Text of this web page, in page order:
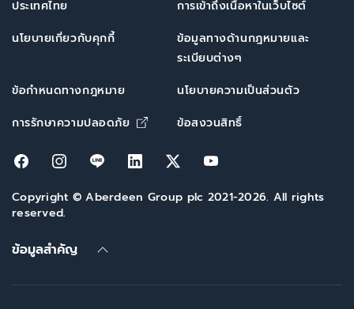
ประเทศไทย
การเข้าถึงเนื้อหาในเว็บไซต์
นโยบายเกี่ยวกับคุกกี้
ข้อมูลทางด้านกฎหมายและ
ระเบียบต่างๆ
ข้อกำหนดทางกฎหมาย
นโยบายความเป็นส่วนตัว
การรักษาความปลอดภัย
Opens in new window
ข้อสงวนสิทธิ์
Opens in new window
Opens in new window
Opens in new window
Opens in new window
Opens in new window
Opens in new
Copyright © Aberdeen Group plc 2021-2026. All rights
reserved.
ข้อมูลสำคัญ